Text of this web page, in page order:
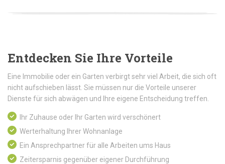
Entdecken Sie Ihre Vorteile
Eine Immobilie oder ein Garten verbirgt sehr viel Arbeit, die sich oft
nicht aufschieben lässt. Sie müssen nur die Vorteile unserer
Dienste für sich abwägen und Ihre eigene Entscheidung treffen.
Ihr Zuhause oder Ihr Garten wird verschönert
Werterhaltung Ihrer Wohnanlage
Ein Ansprechpartner für alle Arbeiten ums Haus
Zeitersparnis gegenüber eigener Durchführung